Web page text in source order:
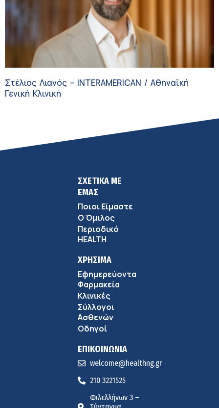
Στέλιος Λιανός – INTERAMERICAN / Αθηναϊκή
Γενική Κλινική
ΣΧΕΤΙΚΑ ΜΕ
ΕΜΑΣ
Ποιοι Είμαστε
Ο Όμιλος
Περιοδικό
HEALTH
ΧΡΗΣΙΜΑ
Εφημερεύοντα
Φαρμακεία
Κλινικές
Σύλλογοι
Ασθενών
Οδηγοί
ΕΠΙΚΟΙΝΩΝΙΑ
welcome@healthng.gr
210 3221525
Φιλελλήνων 3 –